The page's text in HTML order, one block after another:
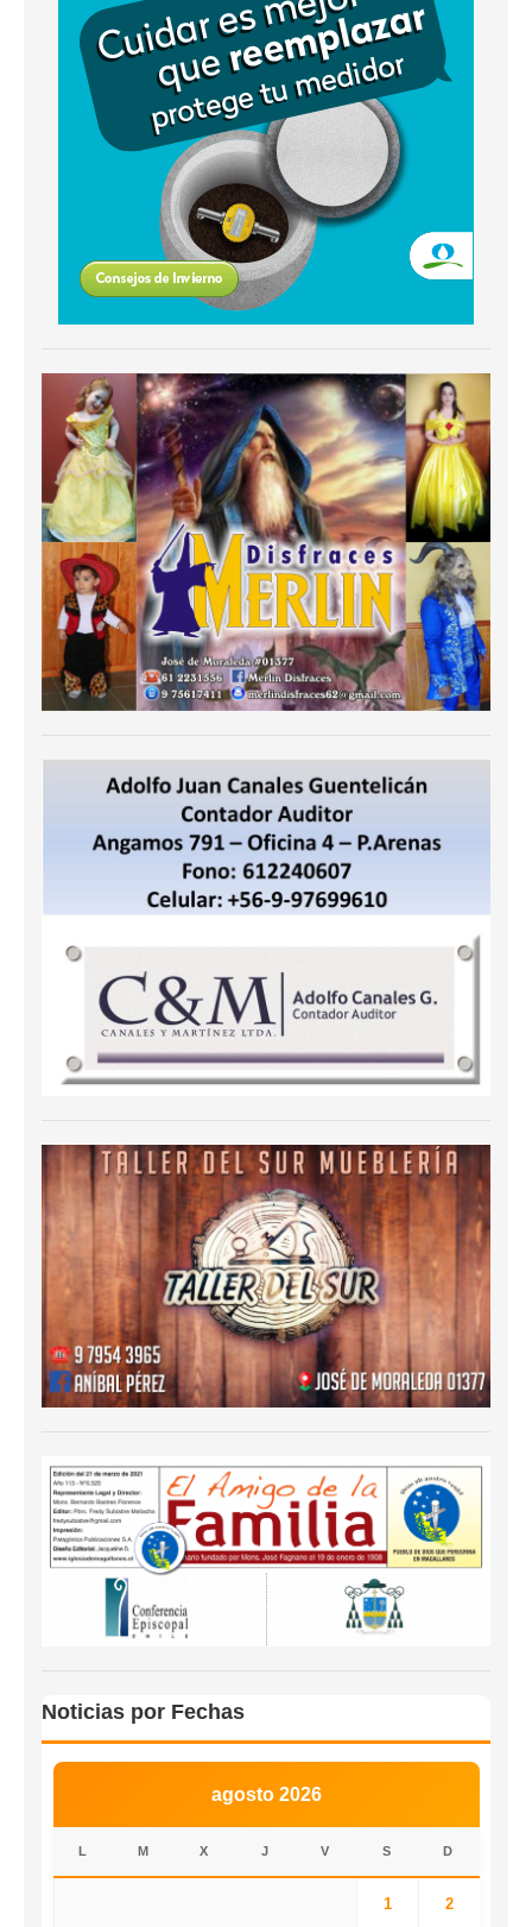
Noticias por Fechas
agosto 2026
L M X J V S D
1 2